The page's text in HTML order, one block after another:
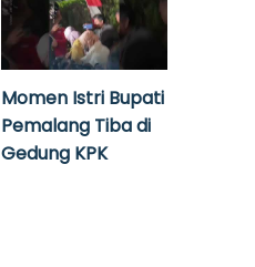
Momen Istri Bupati
Pemalang Tiba di
Gedung KPK